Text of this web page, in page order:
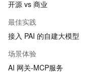
开源 vs 商业
最佳实践
接入 PAI 的自建大模型
场景体验
AI 网关-MCP服务